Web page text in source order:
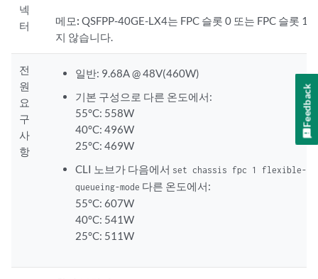
넥
터
메모: QSFPP-40GE-LX4는 FPC 슬롯 0 또는 FPC 슬롯
지 않습니다.
전
원
요
구
사
항
일반: 9.68A @ 48V(460W)
기본 구성으로 다른 온도에서:
55°C: 558W
40°C: 496W
25°C: 469W
CLI 노브가 다음에서 set chassis fpc 1 flexible-
queueing-mode 다른 온도에서:
55°C: 607W
40°C: 541W
25°C: 511W
Feedback